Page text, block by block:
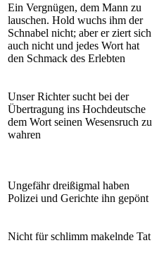
Ein Vergnügen, dem Mann zu
lauschen. Hold wuchs ihm der
Schnabel nicht; aber er ziert sich
auch nicht und jedes Wort hat
den Schmack des Erlebten
Unser Richter sucht bei der
Übertragung ins Hochdeutsche
dem Wort seinen Wesensruch zu
wahren
Ungefähr dreißigmal haben
Polizei und Gerichte ihn gepönt
Nicht für schlimm makelnde Tat